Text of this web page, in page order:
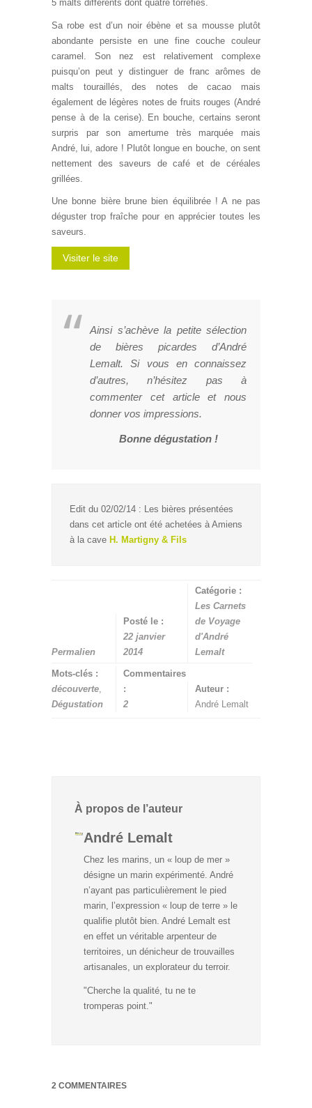
5 malts différents dont quatre torréfiés.
Sa robe est d’un noir ébène et sa mousse plutôt
abondante persiste en une fine couche couleur
caramel. Son nez est relativement complexe
puisqu’on peut y distinguer de franc arômes de
malts touraillés, des notes de cacao mais
également de légères notes de fruits rouges (André
pense à de la cerise). En bouche, certains seront
surpris par son amertume très marquée mais
André, lui, adore ! Plutôt longue en bouche, on sent
nettement des saveurs de café et de céréales
grillées.
Une bonne bière brune bien équilibrée ! A ne pas
déguster trop fraîche pour en apprécier toutes les
saveurs.
Visiter le site
Ainsi s’achève la petite sélection
de bières picardes d’André
Lemalt. Si vous en connaissez
d’autres, n’hésitez pas à
commenter cet article et nous
donner vos impressions.
Bonne dégustation !
Edit du 02/02/14 : Les bières présentées
dans cet article ont été achetées à Amiens
à la cave H. Martigny & Fils
Permalien
Posté le :
22 janvier
2014
Catégorie :
Les Carnets
de Voyage
d'André
Lemalt
Mots-clés :
découverte,
Dégustation
Commentaires
:
2
Auteur :
André Lemalt
À propos de l’auteur
André Lemalt
Chez les marins, un « loup de mer »
désigne un marin expérimenté. André
n’ayant pas particulièrement le pied
marin, l’expression « loup de terre » le
qualifie plutôt bien. André Lemalt est
en effet un véritable arpenteur de
territoires, un dénicheur de trouvailles
artisanales, un explorateur du terroir.
"Cherche la qualité, tu ne te
tromperas point."
2 COMMENTAIRES